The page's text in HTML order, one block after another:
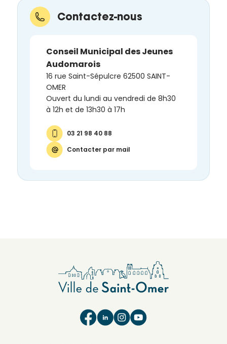
Contactez-nous
Conseil Municipal des Jeunes
Audomarois
16 rue Saint-Sépulcre 62500 SAINT-
OMER
Ouvert du lundi au vendredi de 8h30
à 12h et de 13h30 à 17h
03 21 98 40 88
Contacter par mail